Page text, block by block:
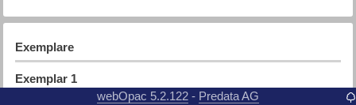
Exemplare
Exemplar 1
Belletristik
webOpac 5.2.122 - Predata AG